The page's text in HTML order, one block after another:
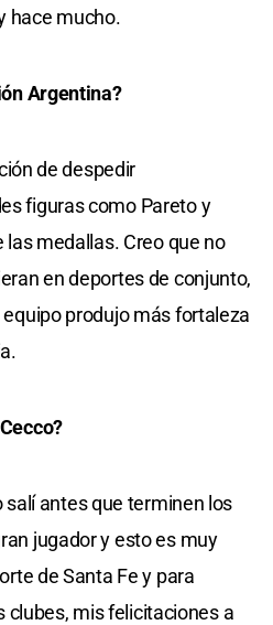
hace mucho.
Argentina?
de despedir
figuras como Pareto y
las medallas. Creo que no
en deportes de conjunto,
produjo más fortaleza
salí antes que terminen los
jugador y esto es muy
de Santa Fe y para
clubes, mis felicitaciones a